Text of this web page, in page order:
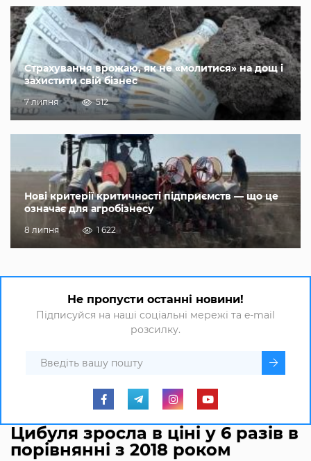
Страхування врожаю, як не «молитися» на дощ і
захистити свій бізнес
7 липня 512
Нові критерії критичності підприємств — що це
означає для агробізнесу
8 липня 1 622
Не пропусти останні новини!
Підписуйся на наші соціальні мережі та e-mail
розсилку.
Цибуля зросла в ціні у 6 разів в
порівнянні з 2018 роком